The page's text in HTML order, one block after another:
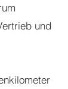
und